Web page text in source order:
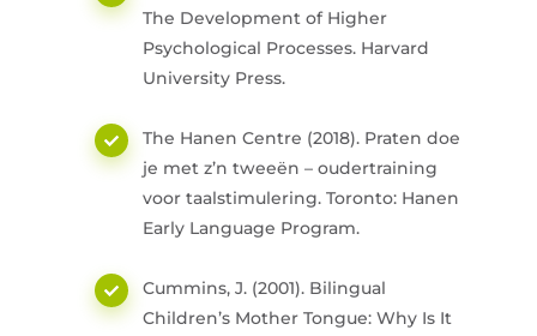
The Development of Higher
Psychological Processes. Harvard
University Press.
The Hanen Centre (2018). Praten doe
je met z’n tweeën – oudertraining
voor taalstimulering. Toronto: Hanen
Early Language Program.
Cummins, J. (2001). Bilingual
Children’s Mother Tongue: Why Is It